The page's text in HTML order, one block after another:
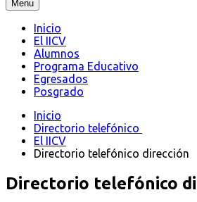
Menu
Inicio
El IICV
Alumnos
Programa Educativo
Egresados
Posgrado
Inicio
Directorio telefónico
El IICV
Directorio telefónico dirección
Directorio telefónico